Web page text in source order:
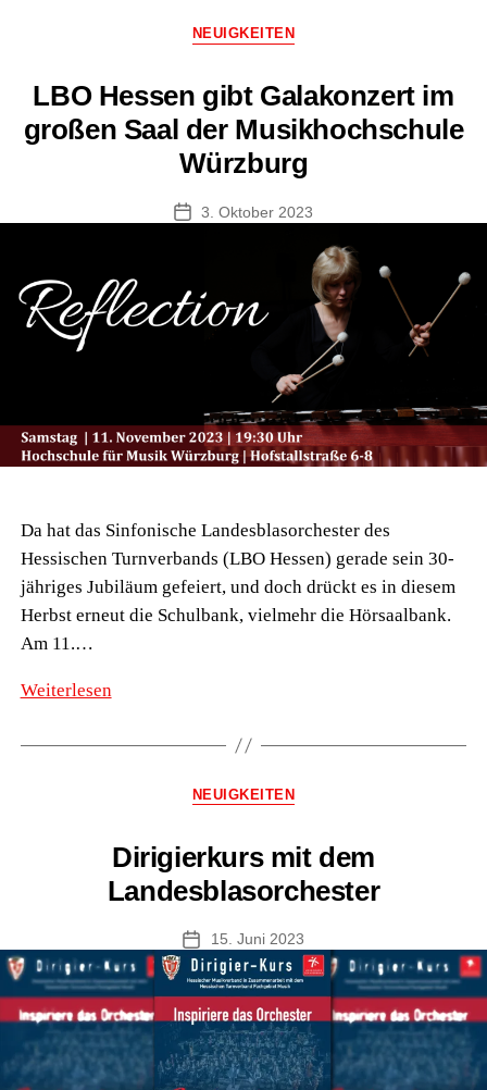
Dirigierworkshop
Konzerttag
in
Würzburg
Aufnahme
Bayerischen
Rundfunk
Kategorien
NEUIGKEITEN
LBO Hessen gibt Galakonzert im
großen Saal der Musikhochschule
Würzburg
Veröffentlichungsdatum
3. Oktober 2023
Da hat das Sinfonische Landesblasorchester des
Hessischen Turnverbands (LBO Hessen) gerade sein 30-
jähriges Jubiläum gefeiert, und doch drückt es in diesem
Herbst erneut die Schulbank, vielmehr die Hörsaalbank.
Am 11.…
WeiterlesenLBO
gibt
Saal
der
Würzburg
Kategorien
NEUIGKEITEN
Dirigierkurs mit dem
Landesblasorchester
Veröffentlichungsdatum
15. Juni 2023